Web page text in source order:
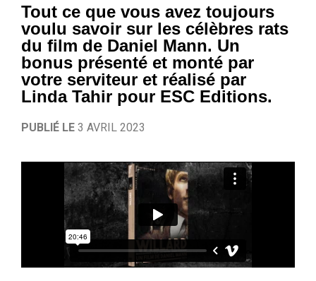
Tout ce que vous avez toujours
voulu savoir sur les célèbres rats
du film de Daniel Mann. Un
bonus présenté et monté par
votre serviteur et réalisé par
Linda Tahir pour ESC Editions.
PUBLIÉ LE 3 AVRIL 2023